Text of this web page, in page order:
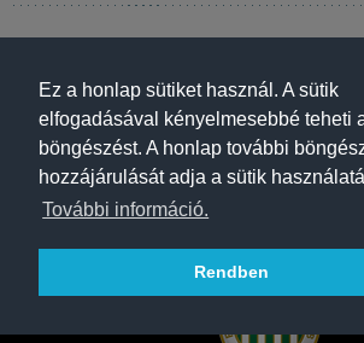
Ez a honlap sütiket használ. A sütik
elfogadásával kényelmesebbé teheti
böngészést. A honlap további
hozzájárulását adja a sütik
További információ.
Rendben